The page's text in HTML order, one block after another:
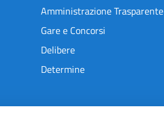
Amministrazione Trasparente
Gare e Concorsi
Delibere
Determine